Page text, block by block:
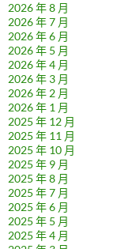
2026 年 8 月
2026 年 7 月
2026 年 6 月
2026 年 5 月
2026 年 4 月
2026 年 3 月
2026 年 2 月
2026 年 1 月
2025 年 12 月
2025 年 11 月
2025 年 10 月
2025 年 9 月
2025 年 8 月
2025 年 7 月
2025 年 6 月
2025 年 5 月
2025 年 4 月